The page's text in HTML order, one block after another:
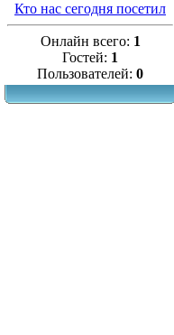
Кто нас сегодня посетил
Онлайн всего: 1
Гостей: 1
Пользователей: 0